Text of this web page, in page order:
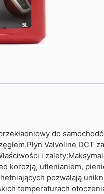
do
Valvoline
i
korozją, utlenianiem,
pozwalają
temperaturach